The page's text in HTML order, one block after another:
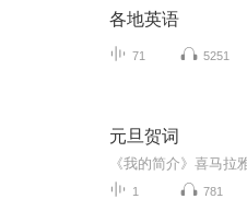
各地英语
71 5251
元旦贺词
1 781